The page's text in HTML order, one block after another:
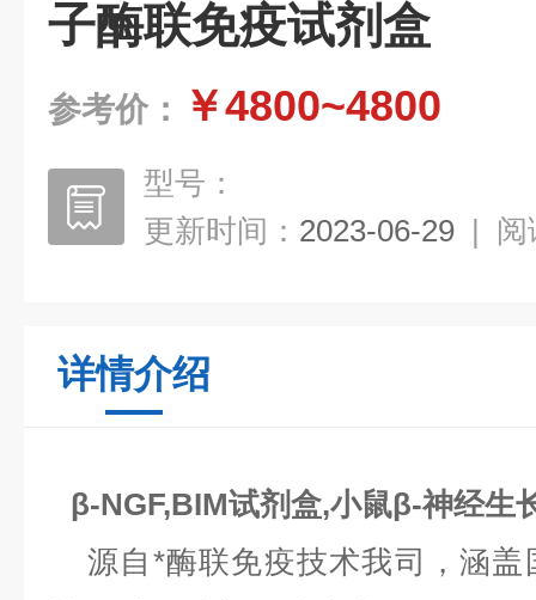
子酶联免疫试剂盒
参考价： ￥4800~4800
型号：
更新时间： 2023-06-29 | 阅
详情介绍
β-NGF,BIM试剂盒,小鼠β-神经生
源自*酶联免疫技术我司，涵盖